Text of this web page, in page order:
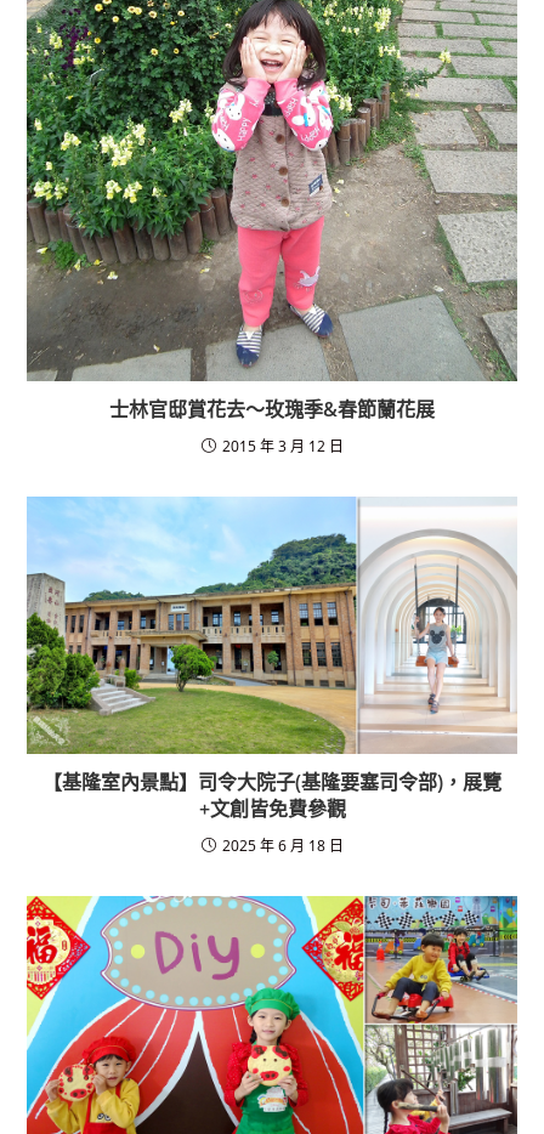
士林官邸賞花去～玫瑰季&春節蘭花展
2015 年 3 月 12 日
【基隆室內景點】司令大院子(基隆要塞司令部)，展覽
+文創皆免費參觀
2025 年 6 月 18 日